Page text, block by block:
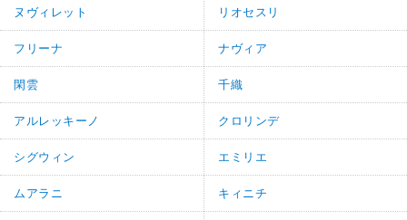
ヌヴィレット リオセスリ
フリーナ ナヴィア
閑雲 千織
アルレッキーノ クロリンデ
シグウィン エミリエ
ムアラニ キィニチ